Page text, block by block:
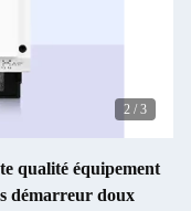
2 / 3
qualité équipement
démarreur doux